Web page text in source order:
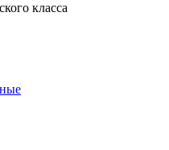
класса